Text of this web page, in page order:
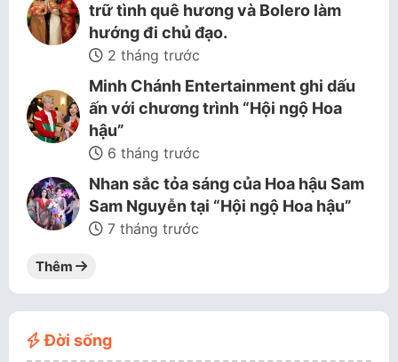
trữ tình quê hương và Bolero làm
hướng đi chủ đạo.
2 tháng trước
Minh Chánh Entertainment ghi dấu
ấn với chương trình “Hội ngộ Hoa
hậu”
6 tháng trước
Nhan sắc tỏa sáng của Hoa hậu Sam
Sam Nguyễn tại “Hội ngộ Hoa hậu”
7 tháng trước
Thêm
Đời sống